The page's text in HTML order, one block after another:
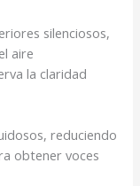
silenciosos,
aire
la claridad
reduciendo
obtener voces